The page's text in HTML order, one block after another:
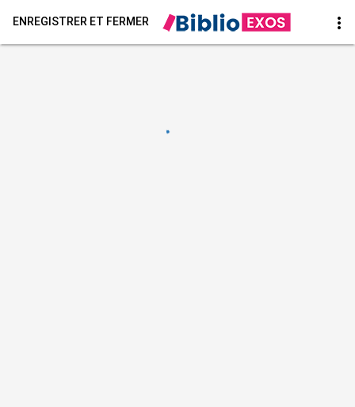
ENREGISTRER ET FERMER more_vert